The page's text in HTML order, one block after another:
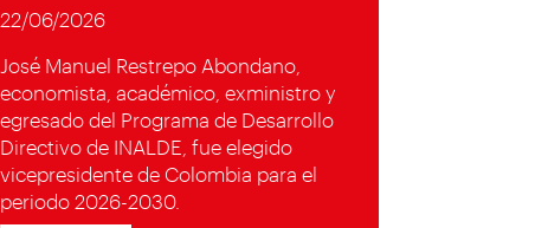
22/06/2026
José Manuel Restrepo Abondano,
economista, académico, exministro y
egresado del Programa de Desarrollo
Directivo de INALDE, fue elegido
vicepresidente de Colombia para el
periodo 2026-2030.